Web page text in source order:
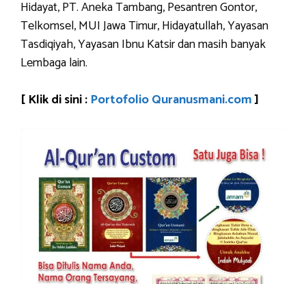
Hidayat, PT. Aneka Tambang, Pesantren Gontor,
Telkomsel, MUI Jawa Timur, Hidayatullah, Yayasan
Tasdiqiyah, Yayasan Ibnu Katsir dan masih banyak
Lembaga lain.
[ Klik di sini : Portofolio Quranusmani.com]